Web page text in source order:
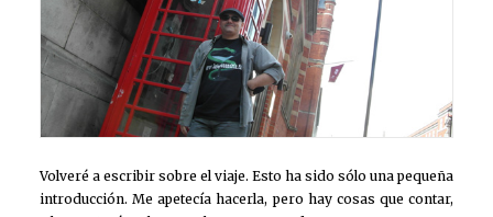
Volveré a escribir sobre el viaje. Esto ha sido sólo una pequeña
introducción. Me apetecía hacerla, pero hay cosas que contar,